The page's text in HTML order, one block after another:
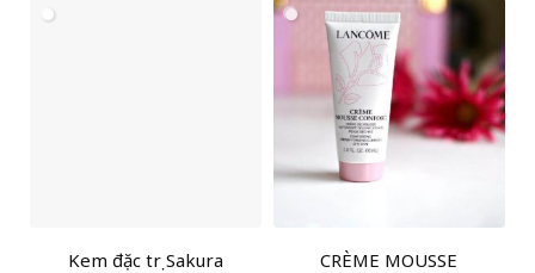
Kem đặc trị Sakura
CRÈME MOUSSE